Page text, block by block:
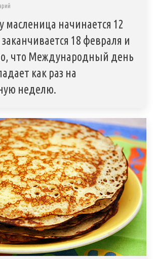
масленица начинается 12
18 февраля и
что Международный день
как раз на
неделю.